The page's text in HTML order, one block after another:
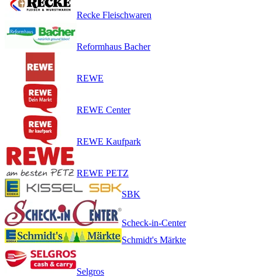
Recke Fleischwaren
Reformhaus Bacher
REWE
REWE Center
REWE Kaufpark
REWE PETZ
SBK
Scheck-in-Center
Schmidt's Märkte
Selgros